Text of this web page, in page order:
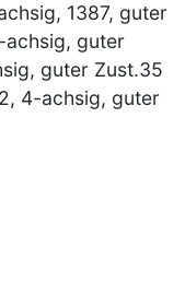
1387, guter
achsig, guter
guter Zust.35
4-achsig, guter